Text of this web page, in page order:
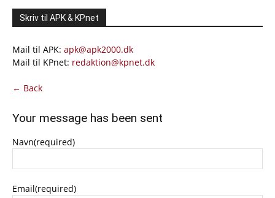
Skriv til APK & KPnet
Mail til APK: apk@apk2000.dk
Mail til KPnet: redaktion@kpnet.dk
← Back
Your message has been sent
Navn(required)
Email(required)